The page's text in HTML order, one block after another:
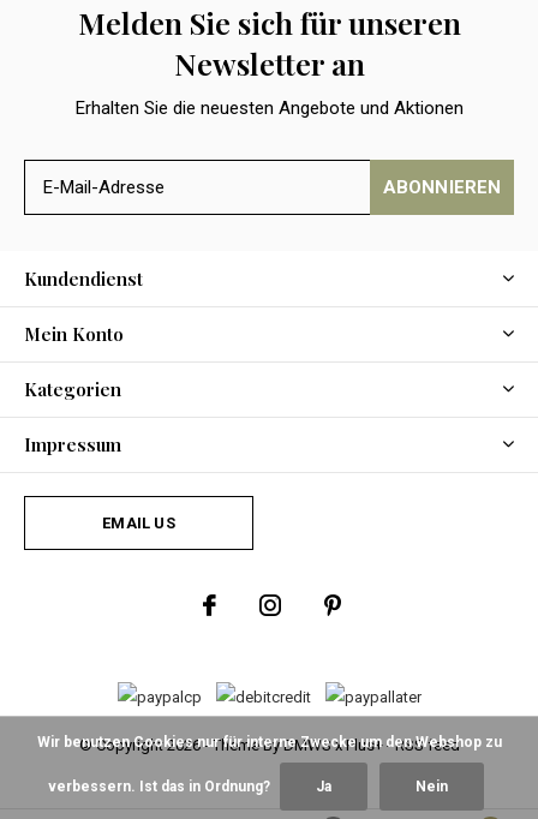
Melden Sie sich für unseren
Newsletter an
Erhalten Sie die neuesten Angebote und Aktionen
ABONNIEREN
Kundendienst
Mein Konto
Kategorien
Impressum
EMAIL US
© Copyright2026- Theme ByDMWSxPlus+-RSS feed
Wir benutzen Cookies nur für interne Zwecke um den Webshop zu
verbessern. Ist das in Ordnung? Ja Nein